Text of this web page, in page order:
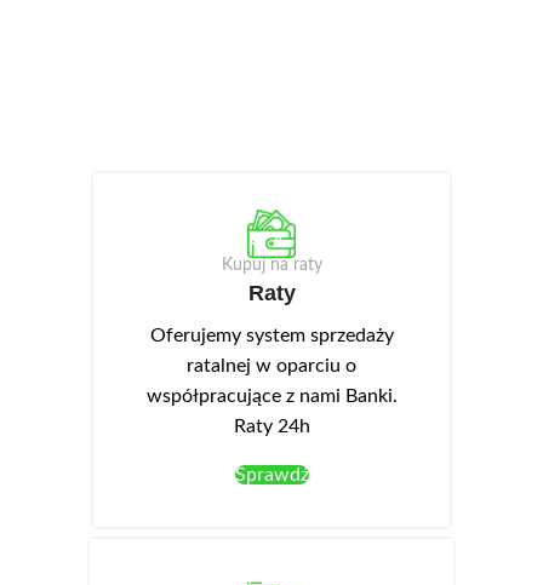
Kupuj na raty
Raty
Oferujemy system sprzedaży
ratalnej w oparciu o
współpracujące z nami Banki.
Raty 24h
Sprawdź